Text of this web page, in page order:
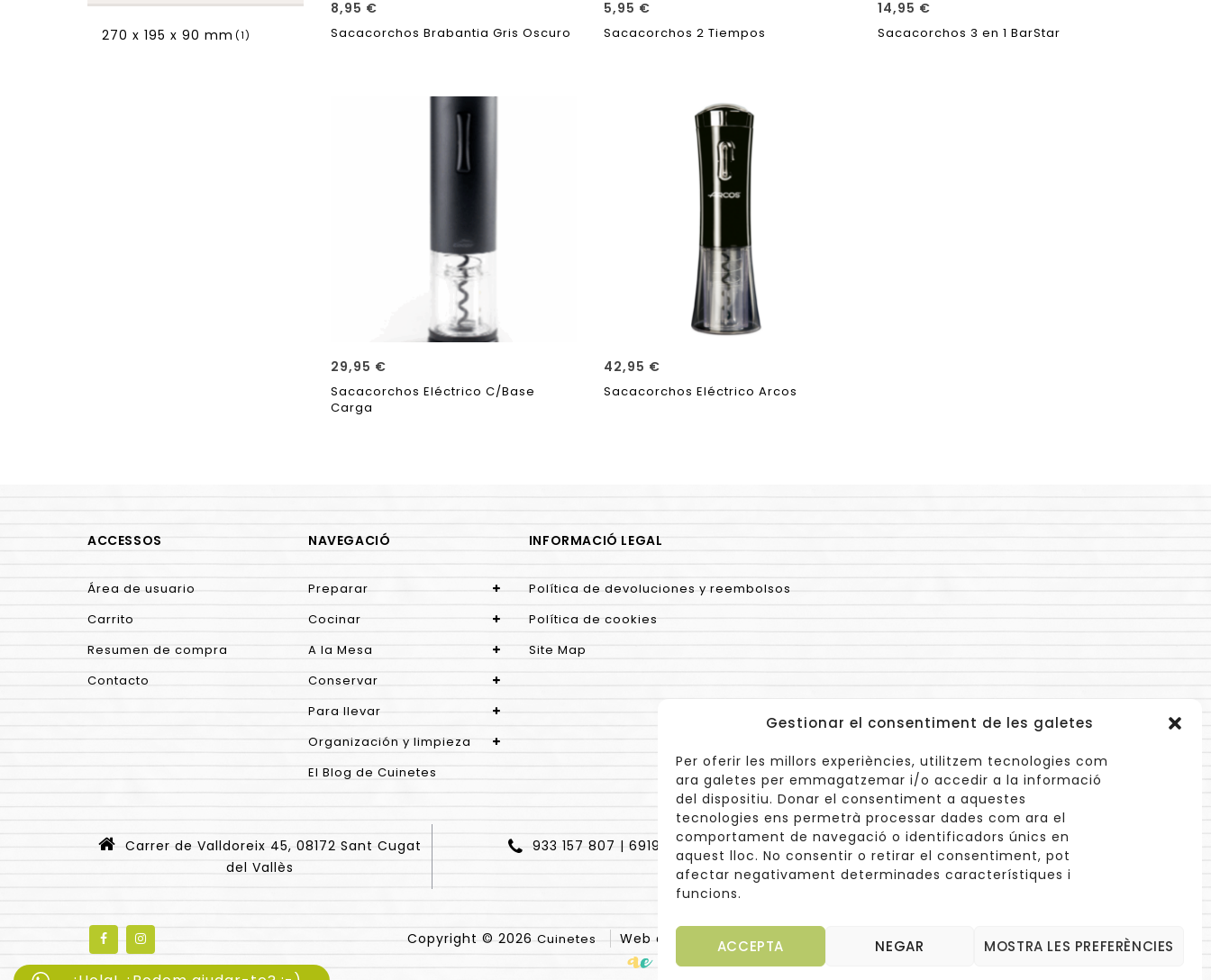
Gestionar el consentiment de les galetes
Per oferir les millors experiències, utilitzem tecnologies com
ara galetes per emmagatzemar i/o accedir a la informació
del dispositiu. Donar el consentiment a aquestes
tecnologies ens permetrà processar dades com ara el
comportament de navegació o identificadors únics en
aquest lloc. No consentir o retirar el consentiment, pot
afectar negativament determinades característiques i
funcions.
ACCEPTA NEGAR MOSTRA LES PREFERÈNCIES
8,95 €
Sacacorchos Brabantia Gris Oscuro
5,95 €
Sacacorchos 2 Tiempos
14,95 €
Sacacorchos 3 en 1 BarStar
29,95 €
Sacacorchos Eléctrico C/Base
Carga
42,95 €
Sacacorchos Eléctrico Arcos
270 x 195 x 90 mm (1)
ACCESSOS
Área de usuario
Carrito
Resumen de compra
Contacto
NAVEGACIÓ
Preparar
Cocinar
A la Mesa
Conservar
Para llevar
Organización y limpieza
El Blog de Cuinetes
INFORMACIÓ LEGAL
Política de devoluciones y reembolsos
Política de cookies
Site Map
Carrer de Valldoreix 45, 08172 Sant Cugat
del Vallès
933 157 807 | 691967537 info@cuinetes.shop
Copyright © 2026 Cuinetes Web diseñada porArantxaengancha